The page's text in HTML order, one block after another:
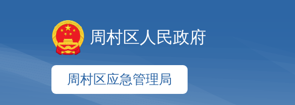
周村区人民政府
周村区应急管理局